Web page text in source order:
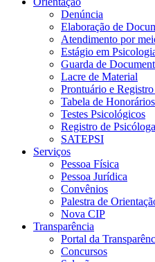
Denúncia
Elaboração de
Atendimento por
Estágio em
Guarda de
Lacre de Material
Prontuário e
Tabela de Honorários
Testes Psicológicos
Registro de
SATEPSI
Serviços
Pessoa Física
Pessoa Jurídica
Convênios
Palestra de
Nova CIP
Transparência
Portal da
Concursos